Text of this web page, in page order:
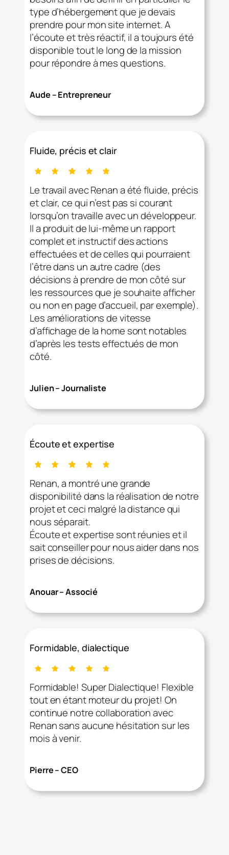
type d’hébergement que je devais
prendre pour mon site internet. A
l’écoute et très réactif, il a toujours été
disponible tout le long de la mission
pour répondre à mes questions.
Aude – Entrepreneur
Fluide, précis et clair
Le travail avec Renan a été fluide, précis
et clair, ce qui n’est pas si courant
lorsqu’on travaille avec un développeur.
Il a produit de lui-même un rapport
complet et instructif des actions
effectuées et de celles qui pourraient
l’être dans un autre cadre (des
décisions à prendre de mon côté sur
les ressources que je souhaite afficher
ou non en page d’accueil, par exemple).
Les améliorations de vitesse
d’affichage de la home sont notables
d’après les tests effectués de mon
côté.
Julien – Journaliste
Écoute et expertise
Renan, a montré une grande
disponibilité dans la réalisation de notre
projet et ceci malgré la distance qui
nous séparait.
Écoute et expertise sont réunies et il
sait conseiller pour nous aider dans nos
prises de décisions.
Anouar – Associé
Formidable, dialectique
Formidable! Super Dialectique! Flexible
tout en étant moteur du projet! On
continue notre collaboration avec
Renan sans aucune hésitation sur les
mois à venir.
Pierre – CEO